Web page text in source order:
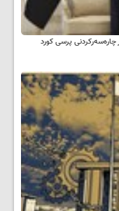
چاره‌سه‌ركردنی پرسی كورد